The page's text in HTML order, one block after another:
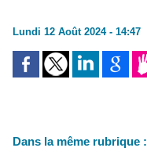
Lundi 12 Août 2024 - 14:47
Dans la même rubrique :